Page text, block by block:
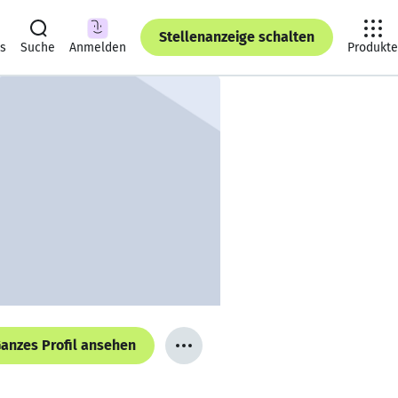
Suche Anmelden
Stellenanzeige schalten
Produkte
Profil ansehen